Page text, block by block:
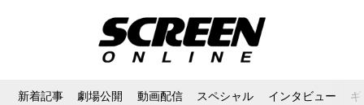
新着記事 劇場公開 動画配信 スペシャル インタビュー